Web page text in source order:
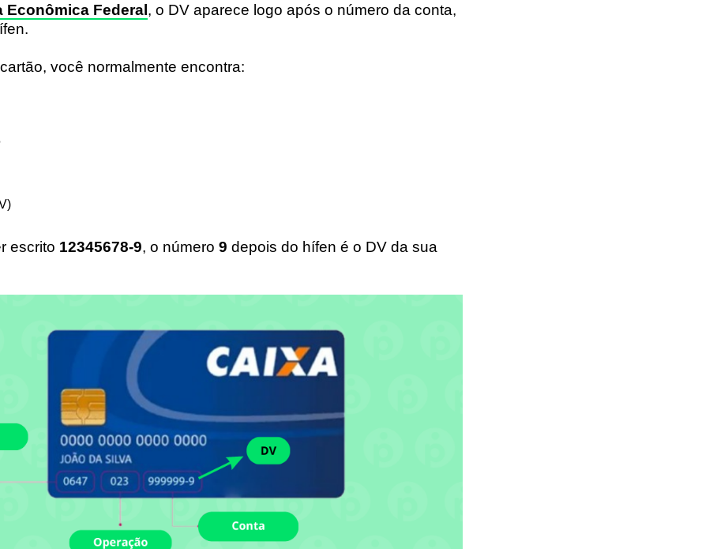
Econômica Federal, o DV aparece logo após o número da conta,
você normalmente encontra:
escrito 12345678-9, o número 9 depois do hífen é o DV da sua